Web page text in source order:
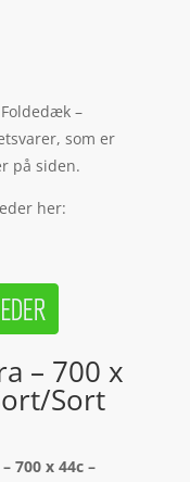
–
som er
på siden.
her:
– 700 x
Sort
700 x 44c –